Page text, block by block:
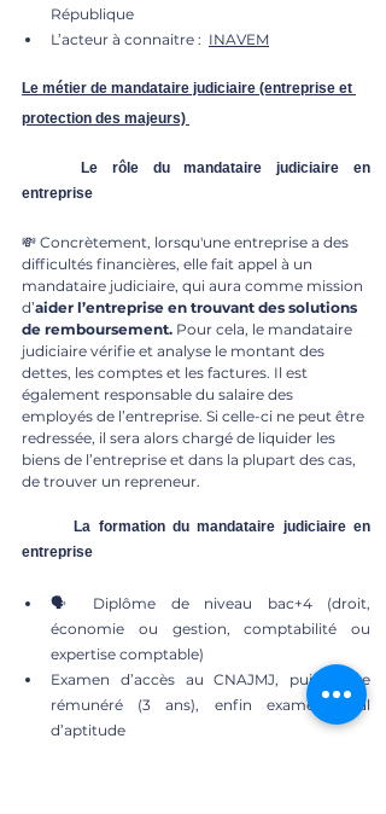
République
L’acteur à connaitre : INAVEM
Le métier de mandataire judiciaire (entreprise et
protection des majeurs)
entreprise
💸 Concrètement, lorsqu'une entreprise a des
difficultés financières, elle fait appel à un
mandataire judiciaire, qui aura comme mission
d’aider l’entreprise en trouvant des solutions
de remboursement. Pour cela, le mandataire
judiciaire vérifie et analyse le montant des
dettes, les comptes et les factures. Il est
également responsable du salaire des
employés de l’entreprise. Si celle-ci ne peut être
redressée, il sera alors chargé de liquider les
biens de l’entreprise et dans la plupart des cas,
de trouver un repreneur.
entreprise
🗣 Diplôme de niveau bac+4 (droit,
économie ou gestion, comptabilité ou
expertise comptable)
Examen d’accès au CNAJMJ, puis stage
rémunéré (3 ans), enfin examen final
d’aptitude